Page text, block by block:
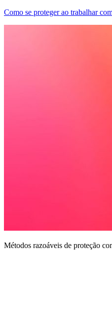
Como se proteger ao trabalhar
Métodos razoáveis de proteção